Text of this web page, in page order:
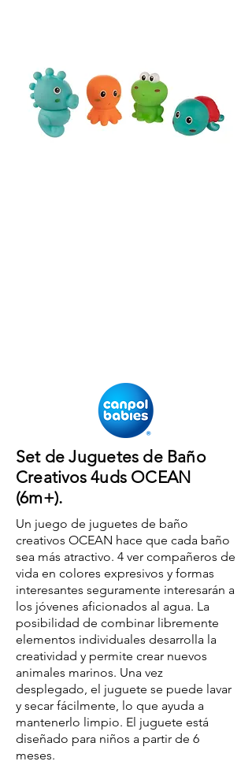
Set de Juguetes de Baño
Creativos 4uds OCEAN
(6m+).
Un juego de juguetes de baño
creativos OCEAN hace que cada baño
sea más atractivo. 4 ver compañeros de
vida en colores expresivos y formas
interesantes seguramente interesarán a
los jóvenes aficionados al agua. La
posibilidad de combinar libremente
elementos individuales desarrolla la
creatividad y permite crear nuevos
animales marinos. Una vez
desplegado, el juguete se puede lavar
y secar fácilmente, lo que ayuda a
mantenerlo limpio. El juguete está
diseñado para niños a partir de 6
meses.